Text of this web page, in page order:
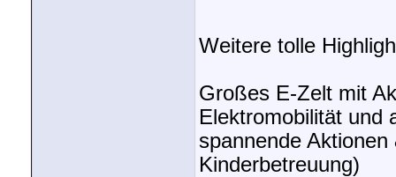
Weitere tolle
Großes E-Zelt mit
Elektromobilität und
spannende
Kinderbetreuung)